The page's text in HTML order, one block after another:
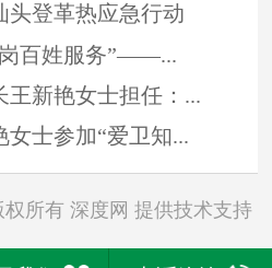
头登革热应急行动
百姓服务”——...
王新艳女士担任：...
士参加“爱卫知...
权所有 深度网 提供技术支持